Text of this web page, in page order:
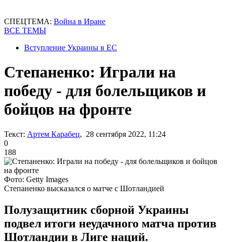
СПЕЦТЕМА: Война в Иране
ВСЕ ТЕМЫ
Вступление Украины в ЕС
Степаненко: Играли на
победу - для болельщиков и
бойцов на фронте
Текст: Артем Карабец, 28 сентября 2022, 11:24
0
188
Фото: Getty Images
Степаненко высказался о матче с Шотландией
Полузащитник сборной Украины
подвел итоги неудачного матча против
Шотландии в Лиге наций.